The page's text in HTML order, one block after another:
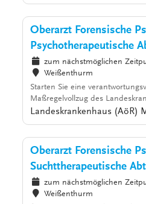
Oberarzt Forensische
Psychotherapeutische
zum nächstmöglichen
Weißenthurm
Starten Sie eine
Maßregelvollzug des
Landeskrankenhaus (AöR)
Oberarzt Forensische
Suchttherapeutische
zum nächstmöglichen
Weißenthurm